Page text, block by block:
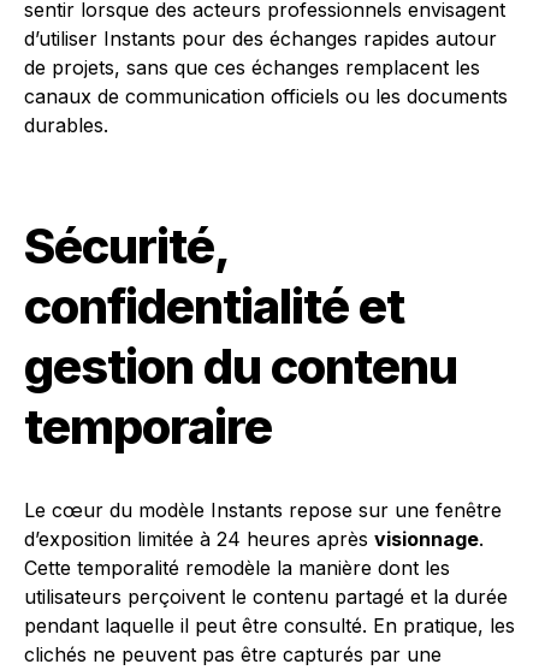
sentir lorsque des acteurs professionnels envisagent
d’utiliser Instants pour des échanges rapides autour
de projets, sans que ces échanges remplacent les
canaux de communication officiels ou les documents
durables.
Sécurité,
confidentialité et
gestion du contenu
temporaire
Le cœur du modèle Instants repose sur une fenêtre
d’exposition limitée à 24 heures après visionnage.
Cette temporalité remodèle la manière dont les
utilisateurs perçoivent le contenu partagé et la durée
pendant laquelle il peut être consulté. En pratique, les
clichés ne peuvent pas être capturés par une